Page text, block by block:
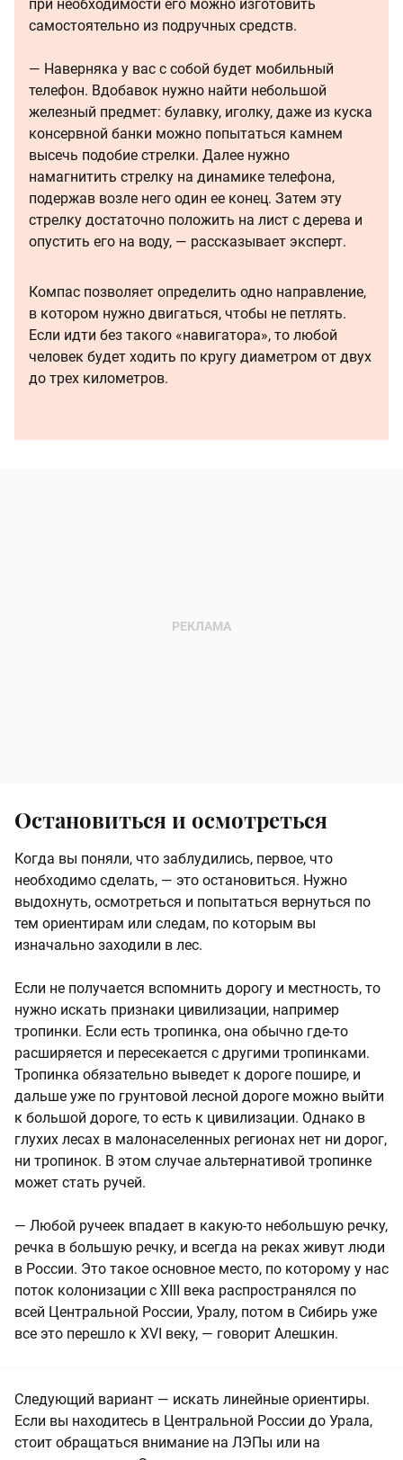
при необходимости его можно изготовить
самостоятельно из подручных средств.
— Наверняка у вас с собой будет мобильный
телефон. Вдобавок нужно найти небольшой
железный предмет: булавку, иголку, даже из куска
консервной банки можно попытаться камнем
высечь подобие стрелки. Далее нужно
намагнитить стрелку на динамике телефона,
подержав возле него один ее конец. Затем эту
стрелку достаточно положить на лист с дерева и
опустить его на воду, — рассказывает эксперт.
Компас позволяет определить одно направление,
в котором нужно двигаться, чтобы не петлять.
Если идти без такого «навигатора», то любой
человек будет ходить по кругу диаметром от двух
до трех километров.
Остановиться и осмотреться
Когда вы поняли, что заблудились, первое, что
необходимо сделать, — это остановиться. Нужно
выдохнуть, осмотреться и попытаться вернуться по
тем ориентирам или следам, по которым вы
изначально заходили в лес.
Если не получается вспомнить дорогу и местность, то
нужно искать признаки цивилизации, например
тропинки. Если есть тропинка, она обычно где-то
расширяется и пересекается с другими тропинками.
Тропинка обязательно выведет к дороге пошире, и
дальше уже по грунтовой лесной дороге можно выйти
к большой дороге, то есть к цивилизации. Однако в
глухих лесах в малонаселенных регионах нет ни дорог,
ни тропинок. В этом случае альтернативой тропинке
может стать ручей.
— Любой ручеек впадает в какую-то небольшую речку,
речка в большую речку, и всегда на реках живут люди
в России. Это такое основное место, по которому у нас
поток колонизации с XIII века распространялся по
всей Центральной России, Уралу, потом в Сибирь уже
все это перешло к XVI веку, — говорит Алешкин.
Следующий вариант — искать линейные ориентиры.
Если вы находитесь в Центральной России до Урала,
стоит обращаться внимание на ЛЭПы или на